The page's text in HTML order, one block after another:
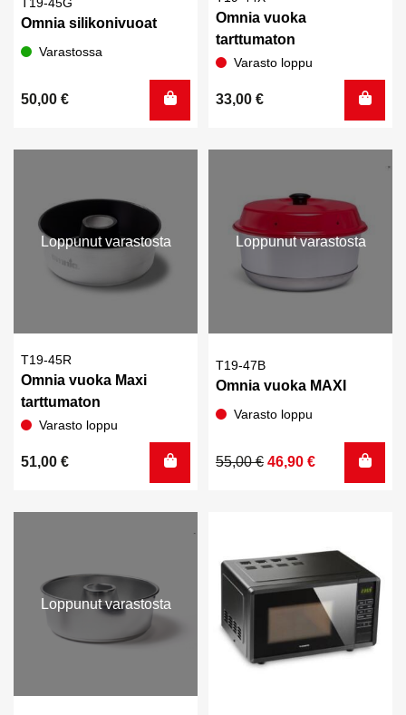
T19-45G
Omnia silikonivuoat
Varastossa
50,00 €
Omnia vuoka
tarttumaton
Varasto loppu
33,00 €
Loppunut varastosta
T19-45R
Omnia vuoka Maxi
tarttumaton
Varasto loppu
51,00 €
Loppunut varastosta
T19-47B
Omnia vuoka MAXI
Varasto loppu
55,00€
Alkuperäinen
46,90 €
Nykyinen
Loppunut varastosta